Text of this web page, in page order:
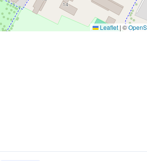
Leaflet | ©